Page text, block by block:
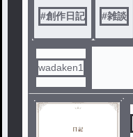
#創作日記 #雑談
wadaken1